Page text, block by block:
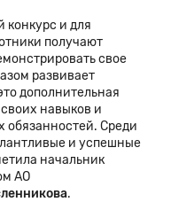
и для
получают
свое
развивает
дополнительная
навыков и
обязанностей. Среди
и успешные
начальник
АО
.